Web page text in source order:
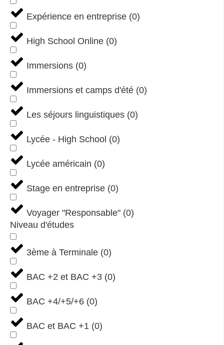
Expérience en entreprise (0)
High School Online (0)
Immersions (0)
Immersions et camps d'été (0)
Les séjours linguistiques (0)
Lycée - High School (0)
Lycée américain (0)
Stage en entreprise (0)
Voyager "Responsable" (0)
Niveau d'études
3ème à Terminale (0)
BAC +2 et BAC +3 (0)
BAC +4/+5/+6 (0)
BAC et BAC +1 (0)